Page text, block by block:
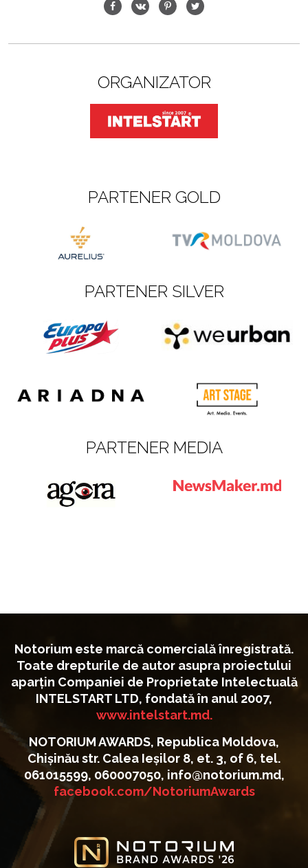
ORGANIZATOR
PARTENER GOLD
PARTENER SILVER
PARTENER MEDIA
Notorium este marcă comercială înregistrată.
Toate drepturile de autor asupra proiectului
aparțin Companiei de Proprietate Intelectuală
INTELSTART LTD, fondată în anul 2007,
www.intelstart.md.
NOTORIUM AWARDS, Republica Moldova,
Chișinău str. Calea Ieșilor 8, et. 3, of 6, tel.
061015599, 060007050, info@notorium.md,
facebook.com/NotoriumAwards